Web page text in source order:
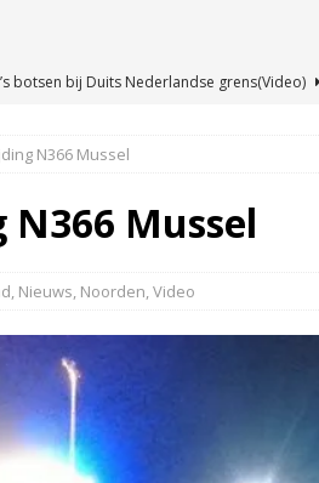
botsen bij Duits Nederlandse grens(Video)
en wagen met stro in de brand in
brand in Wijster(Video)
aangevaren op Schildmeer Steendam(Video)
N366 Mussel
Mussel
, Nieuws, Noorden,Video